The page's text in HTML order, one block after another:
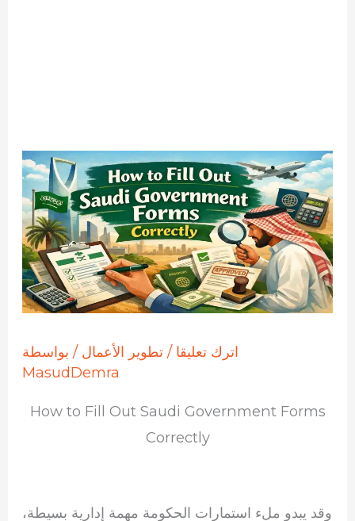
اترك تعليقا / تطوير الأعمال / بواسطة
MasudDemra
How to Fill Out Saudi Government Forms
Correctly
وقد يبدو ملء استمارات الحكومة مهمة إدارية بسيطة،